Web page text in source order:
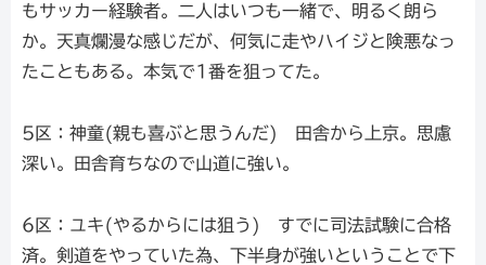
もサッカー経験者。二人はいつも一緒で、明るく朗ら
か。天真爛漫な感じだが、何気に走やハイジと険悪なっ
たこともある。本気で1番を狙ってた。
5区：神童(親も喜ぶと思うんだ) 田舎から上京。思慮
深い。田舎育ちなので山道に強い。
6区：ユキ(やるからには狙う) すでに司法試験に合格
済。剣道をやっていた為、下半身が強いということで下